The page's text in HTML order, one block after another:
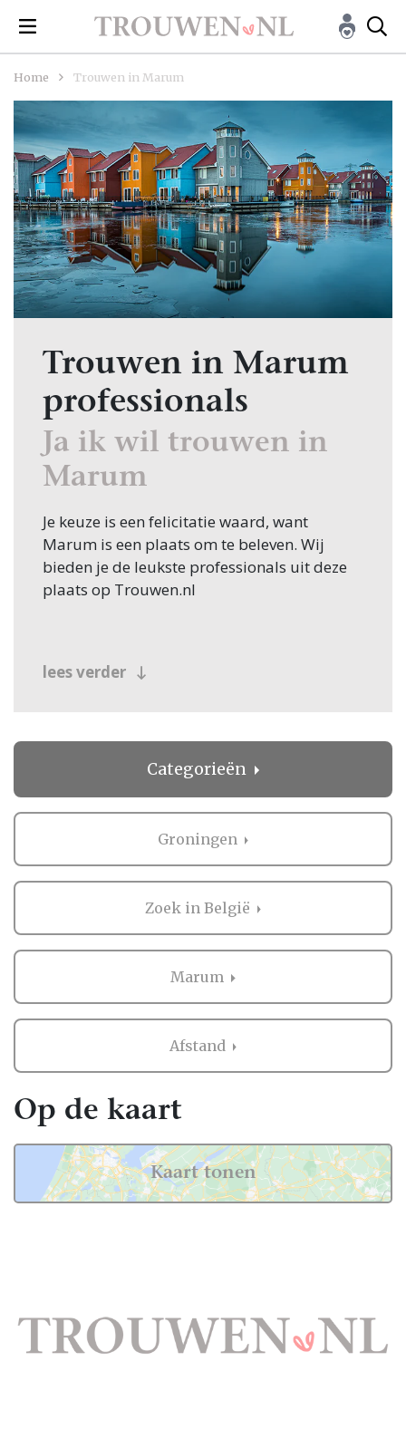
Home Trouwen in Marum
Trouwen in Marum
professionals
Ja ik wil trouwen in
Marum
Je keuze is een felicitatie waard, want
Marum is een plaats om te beleven. Wij
bieden je de leukste professionals uit deze
plaats op Trouwen.nl
lees verder
Categorieën
Groningen
Zoek in België
Marum
Afstand
Op de kaart
Kaart tonen